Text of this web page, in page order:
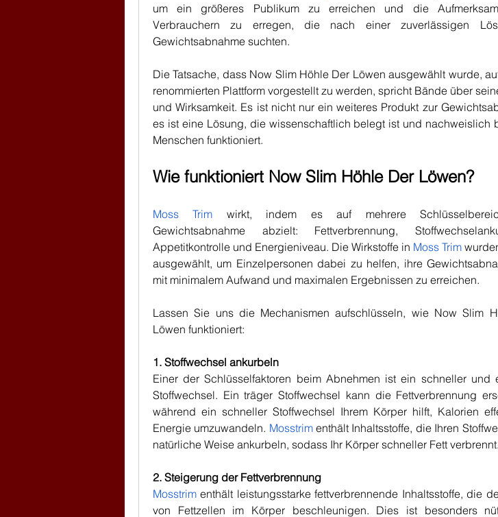
um ein größeres Publikum zu erreichen und die
Verbrauchern zu erregen, die nach einer zuverlässigen
Gewichtsabnahme suchten.
Die Tatsache, dass Now Slim Höhle Der Löwen ausgewählt wurde,
renommierten Plattform vorgestellt zu werden, spricht Bände über
und Wirksamkeit. Es ist nicht nur ein weiteres Produkt zur
es ist eine Lösung, die wissenschaftlich belegt ist und nachweislich
Menschen funktioniert.
Wie funktioniert Now Slim Höhle Der Löwen?
Moss Trim wirkt, indem es auf mehrere
Gewichtsabnahme abzielt: Fettverbrennung,
Appetitkontrolle und Energieniveau. Die Wirkstoffe in Moss Trim
ausgewählt, um Einzelpersonen dabei zu helfen, ihre
mit minimalem Aufwand und maximalen Ergebnissen zu erreichen.
Lassen Sie uns die Mechanismen aufschlüsseln, wie Now Slim
Löwen funktioniert:
1. Stoffwechsel ankurbeln
Einer der Schlüsselfaktoren beim Abnehmen ist ein schneller und
Stoffwechsel. Ein träger Stoffwechsel kann die Fettverbrennung
während ein schneller Stoffwechsel Ihrem Körper hilft, Kalorien
Energie umzuwandeln. Mosstrim enthält Inhaltsstoffe, die Ihren
natürliche Weise ankurbeln, sodass Ihr Körper schneller Fett verbrennt.
2. Steigerung der Fettverbrennung
Mosstrim enthält leistungsstarke fettverbrennende Inhaltsstoffe, die
von Fettzellen im Körper beschleunigen. Dies ist besonders